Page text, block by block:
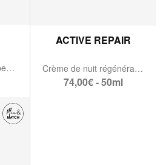
Peeling intense effet peau neuve
ACTIVE REPAIR
Crème de nuit régénérante au rétinol
74,00€ - 50ml